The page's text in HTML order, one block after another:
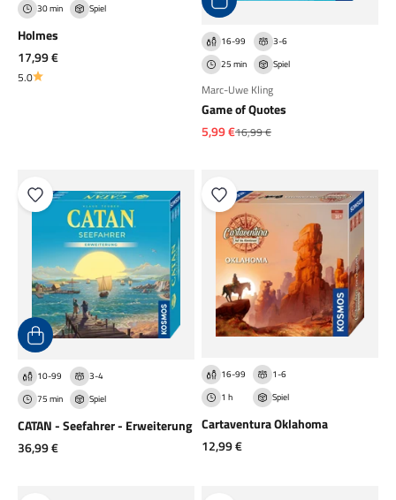
30 min
Spiel
Holmes
Angebot
17,99 €
5.0
16-99
3-6
25 min
Spiel
Marc-Uwe Kling
Game of Quotes
Angebot
5,99 €Regulärer Preis
16,99 €
10-99
3-4
75 min
Spiel
CATAN - Seefahrer - Erweiterung
Angebot
36,99 €
16-99
1-6
1 h
Spiel
Cartaventura Oklahoma
Angebot
12,99 €